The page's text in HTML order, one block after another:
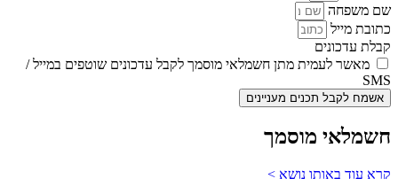
שם משפחה
כתובת מייל
קבלת עדכונים
מאשר לעמית מתן חשמלאי מוסמך לקבל עדכונים שוטפים במייל /
SMS
אשמח לקבל תכנים מעניינים
חשמלאי מוסמך
קרא עוד באותו נושא >